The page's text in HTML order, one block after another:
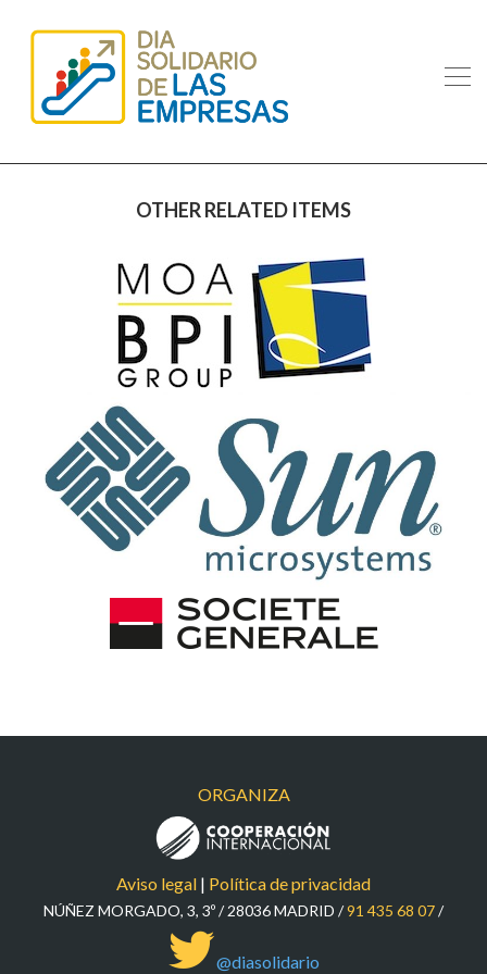
OTHER RELATED ITEMS
MOA BPI GROUP
SUN
SOCIETE
ORGANIZA
Aviso legal | Política de privacidad
NÚÑEZ MORGADO, 3, 3º / 28036 MADRID /91 435 68 07/
@diasolidario